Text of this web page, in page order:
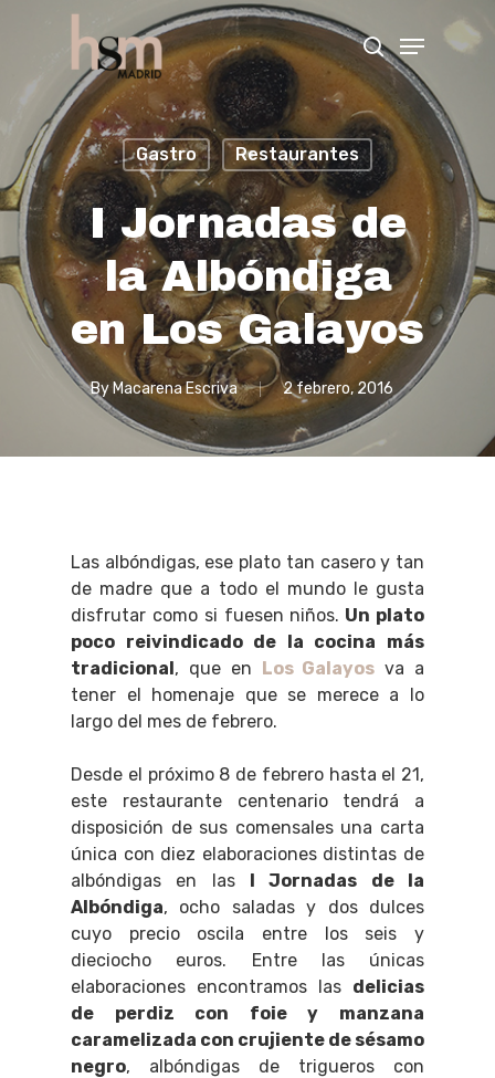
Hit enter to search or ESC to close
Gastro Restaurantes
I Jornadas de
la Albóndiga
en Los Galayos
By Macarena Escriva 2 febrero, 2016
Las albóndigas, ese plato tan casero y tan
de madre que a todo el mundo le gusta
disfrutar como si fuesen niños. Un plato
poco reivindicado de la cocina más
tradicional, que en Los Galayos va a
tener el homenaje que se merece a lo
largo del mes de febrero.
Desde el próximo 8 de febrero hasta el 21,
este restaurante centenario tendrá a
disposición de sus comensales una carta
única con diez elaboraciones distintas de
albóndigas en las I Jornadas de la
Albóndiga, ocho saladas y dos dulces
cuyo precio oscila entre los seis y
dieciocho euros. Entre las únicas
elaboraciones encontramos las delicias
de perdiz con foie y manzana
caramelizada con crujiente de sésamo
negro, albóndigas de trigueros con